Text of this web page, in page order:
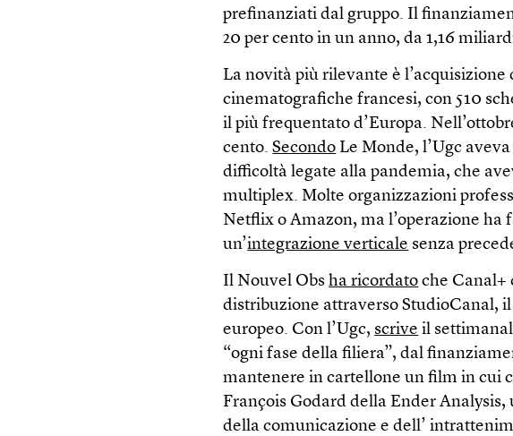
prefinanziati dal gruppo. Il
20 per cento in un anno, da 1,16
La novità più rilevante è l’acquisizione
cinematografiche francesi, con 510
il più frequentato d’Europa.
cento.Secondo Le Monde, l’Ugc
difficoltà legate alla pandemia, che
multiplex. Molte organizzazioni
Netflix o Amazon, ma l’operazione ha
un’integrazione verticale senza
Il Nouvel Obsha ricordato che Canal+
distribuzione attraverso StudioCanal,
europeo. Con l’Ugc, scrive il
“ogni fase della filiera”, dal
mantenere in cartellone un film in cui
François Godard della Ender
della comunicazione e dell’